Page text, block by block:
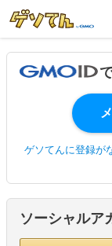
ゲソてんに登録が
ソーシャルア